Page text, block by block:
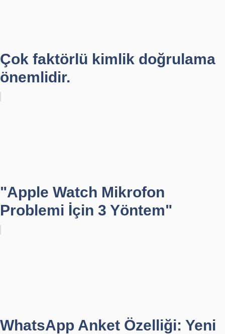
Çok faktörlü kimlik doğrulama
önemlidir.
"Apple Watch Mikrofon
Problemi İçin 3 Yöntem"
WhatsApp Anket Özelliği: Yeni